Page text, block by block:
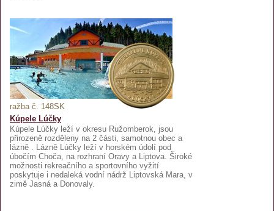
ražba č. 148SK
Kúpele Lúčky
Kúpele Lúčky leží v okresu Ružomberok, jsou
přirozeně rozděleny na 2 části, samotnou obec a
lázně . Lázně Lúčky leží v horském údolí pod
úbočím Choča, na rozhraní Oravy a Liptova. Široké
možnosti rekreačního a sportovního vyžití
poskytuje i nedaleká vodní nádrž Liptovská Mara, v
zimě Jasná a Donovaly.